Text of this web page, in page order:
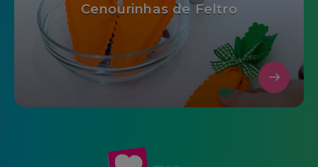
Cenourinhas de Feltro